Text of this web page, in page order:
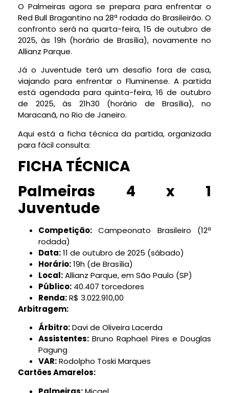
O Palmeiras agora se prepara para enfrentar o
Red Bull Bragantino na 28ª rodada do Brasileirão. O
confronto será na quarta-feira, 15 de outubro de
2025, às 19h (horário de Brasília), novamente no
Allianz Parque.
Já o Juventude terá um desafio fora de casa,
viajando para enfrentar o Fluminense. A partida
está agendada para quinta-feira, 16 de outubro
de 2025, às 21h30 (horário de Brasília), no
Maracanã, no Rio de Janeiro.
Aqui está a ficha técnica da partida, organizada
para fácil consulta:
FICHA TÉCNICA
Palmeiras 4 x 1
Juventude
Competição: Campeonato Brasileiro (12ª
rodada)
Data:11 de outubro de 2025 (sábado)
Horário:19h (de Brasília)
Local:Allianz Parque, em São Paulo (SP)
Público: 40.407 torcedores
Renda:R$ 3.022.910,00
Arbitragem:
Árbitro:Davi de Oliveira Lacerda
Assistentes: Bruno Raphael Pires e Douglas
Pagung
VAR:Rodolpho Toski Marques
Cartões Amarelos: